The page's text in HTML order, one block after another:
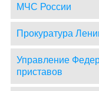
МЧС России
Прокуратура
Управление
приставов